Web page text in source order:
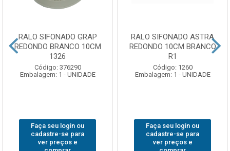
RALO SIFONADO GRAP
REDONDO BRANCO 10CM
1326
Código: 376290
Embalagem: 1 - UNIDADE
Faça seu login ou
cadastre-se para
ver preços e
RALO SIFONADO ASTRA
REDONDO 10CM BRANCO
R1
Código: 1260
Embalagem: 1 - UNIDADE
Faça seu login ou
cadastre-se para
ver preços e